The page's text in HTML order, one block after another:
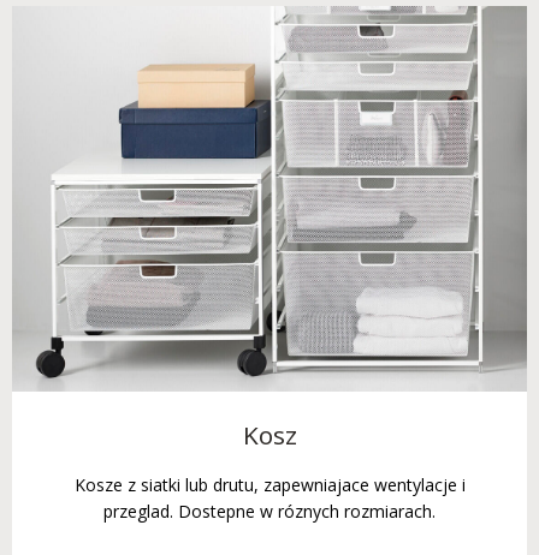
Kosz
Kosze z siatki lub drutu, zapewniajace wentylacje i
przeglad. Dostepne w róznych rozmiarach.